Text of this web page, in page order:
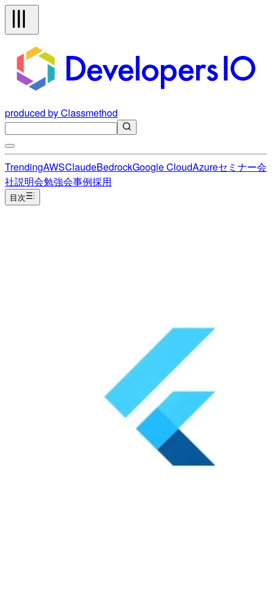
produced by Classmethod
TrendingAWSClaudeBedrockGoogle CloudAzureセミナー会
社説明会勉強会事例採用
目次